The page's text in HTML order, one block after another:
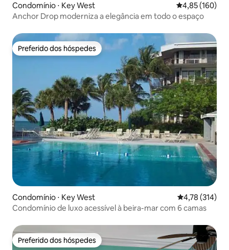
Condomínio ⋅ Key West 4,85 de uma
4,85 (160)
Anchor Drop moderniza a elegância em todo o espaço
Preferido dos hóspedes
Preferido dos hóspedes
Condomínio ⋅ Key West 4,78 de uma
4,78 (314)
Condomínio de luxo acessível à beira-mar com 6 camas
Preferido dos hóspedes
Preferido dos hóspedes